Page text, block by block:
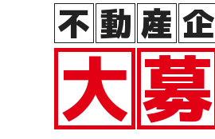
不 動 産 企
大募